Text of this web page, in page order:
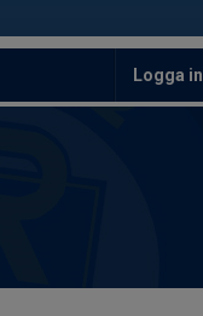
Logga in